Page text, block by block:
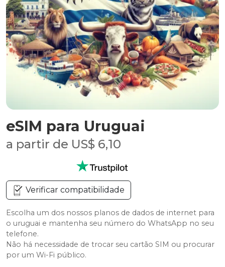
eSIM para Uruguai
a partir de US$ 6,10
Verificar compatibilidade
Escolha um dos nossos planos de dados de internet para
o uruguai e mantenha seu número do WhatsApp no seu
telefone.
Não há necessidade de trocar seu cartão SIM ou procurar
por um Wi-Fi público.